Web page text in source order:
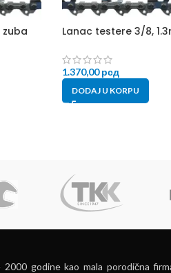
zuba Lanac testere 3/8,
1.370,00рсд
DODAJ U KORPU
2000 godine kao mala porodična